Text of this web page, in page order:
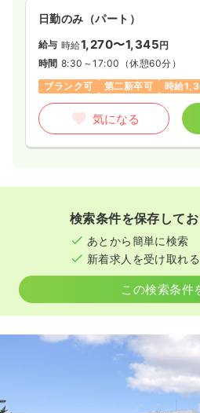
日勤のみ（パート）
給与 時給1,270〜1,345円
時間 8:30～17:00 （休憩60分）
ブランク可
第二新卒可 時給
気になる
検索条件を保存してお
あとから簡単に検索
新着求人を受け取れる
この検索条件